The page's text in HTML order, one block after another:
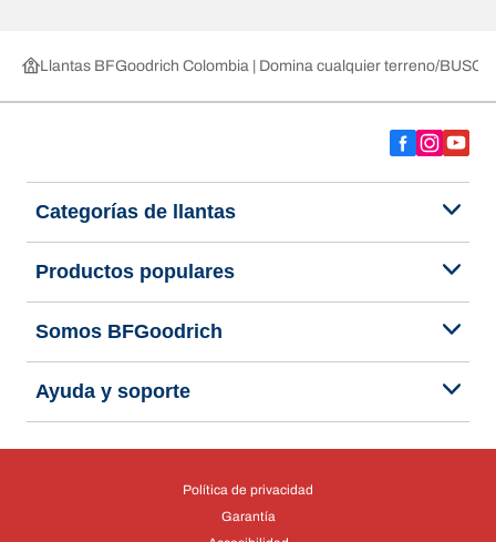
Llantas BFGoodrich Colombia | Domina cualquier terreno
Categorías de llantas
Productos populares
Somos BFGoodrich
Ayuda y soporte
Política de privacidad
Garantía